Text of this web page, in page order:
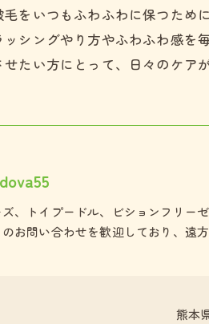
をいつもふわふわに保つた
シングやり方やふわふわ感
たい方にとって、日々のケア
、トイプードル、ビションフリー
お問い合わせを歓迎しており、遠
熊本